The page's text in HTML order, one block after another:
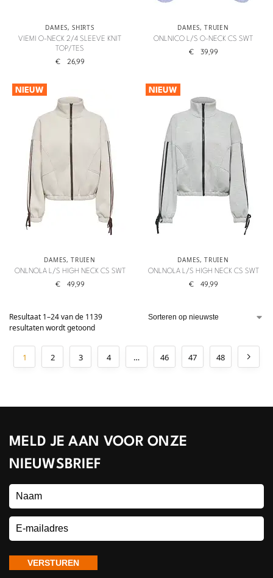
DAMES,SHIRTS
VIEMI O-NECK 2/4 SLEEVE KNIT
TOP/TES
€ 26,99
DAMES,TRUIEN
ONLNICO L/S O-NECK CS SWT
€ 39,99
NIEUW
DAMES,TRUIEN
ONLNOLA L/S HIGH NECK CS SWT
€ 49,99
NIEUW
DAMES,TRUIEN
ONLNOLA L/S HIGH NECK CS SWT
€ 49,99
Resultaat 1–24 van de 1139
resultaten wordt getoond
1 2 3 4 … 46 47 48
MELD JE AAN VOOR ONZE
NIEUWSBRIEF